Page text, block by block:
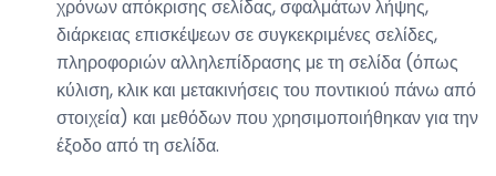
χρόνων απόκρισης σελίδας, σφαλμάτων λήψης,
διάρκειας επισκέψεων σε συγκεκριμένες σελίδες,
πληροφοριών αλληλεπίδρασης με τη σελίδα (όπως
κύλιση, κλικ και μετακινήσεις του ποντικιού πάνω από
στοιχεία) και μεθόδων που χρησιμοποιήθηκαν για την
έξοδο από τη σελίδα.